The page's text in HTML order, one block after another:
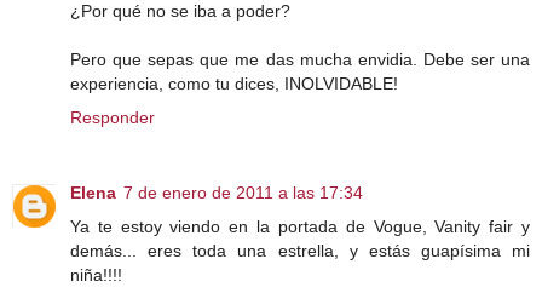
¿Por qué no se iba a poder?
Pero que sepas que me das mucha envidia. Debe ser una
experiencia, como tu dices, INOLVIDABLE!
Responder
Elena 7 de enero de 2011 a las 17:34
Ya te estoy viendo en la portada de Vogue, Vanity fair y
demás... eres toda una estrella, y estás guapísima mi
niña!!!!